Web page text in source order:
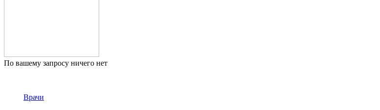
По вашему запросу ничего нет
Врачи